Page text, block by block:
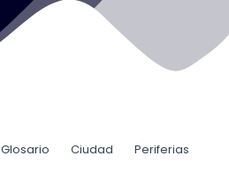
Glosario Ciudad Periferias